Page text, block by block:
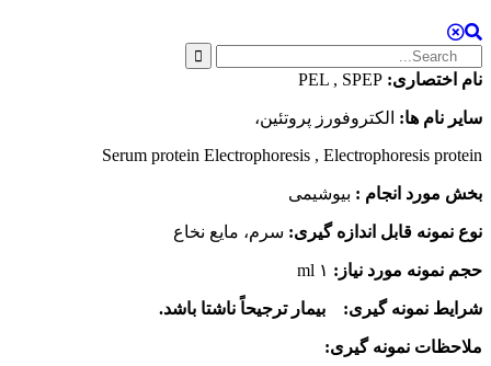
Search
Search
for:
نام اختصاری: PEL , SPEP
سایر نام ها: الکتروفورز پروتئین،
Serum protein Electrophoresis , Electrophoresis protein
بخش مورد انجام : بیوشیمی
نوع نمونه قابل اندازه گیری: سرم، مایع نخاع
حجم نمونه مورد نیاز: ۱ ml
شرایط نمونه گیری: بیمار ترجیحاً ناشتا باشد.
ملاحظات نمونه گیری: